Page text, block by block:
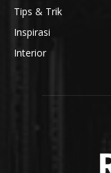
Tips & Trik
Inspirasi
Interior